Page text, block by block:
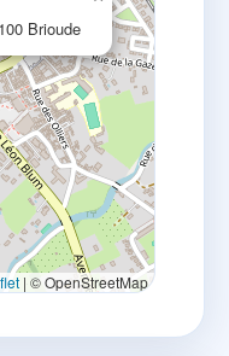
Brioude
| © OpenStreetMap